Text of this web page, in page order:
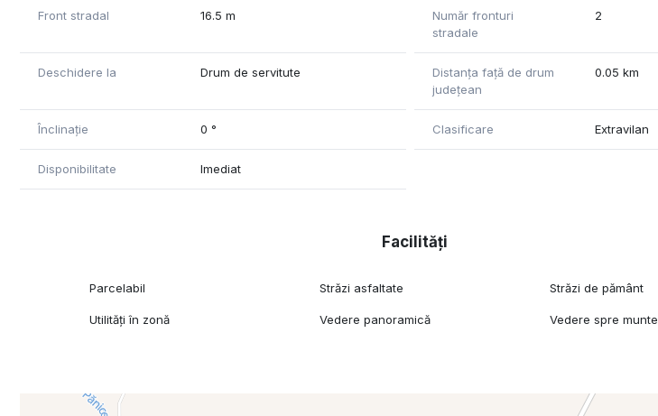
Front stradal 16.5 m
Număr fronturi
stradale
2
Deschidere la Drum de servitute
Distanța față de drum
județean
0.05 km
Înclinație 0 ° Clasificare Extravilan
Disponibilitate Imediat
Facilități
Parcelabil Străzi asfaltate Străzi de pământ
Utilități în zonă Vedere panoramică Vedere spre munte